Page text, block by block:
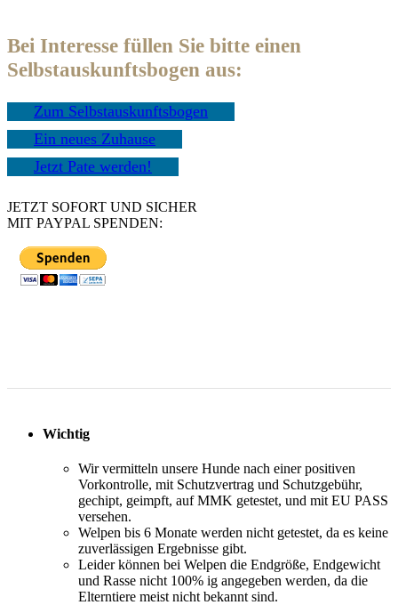
Bei Interesse füllen Sie bitte einen
Selbstauskunftsbogen aus:
Zum Selbstauskunftsbogen
Ein neues Zuhause
Jetzt Pate werden!
JETZT SOFORT UND SICHER
MIT PAYPAL SPENDEN:
Wichtig
Wir vermitteln unsere Hunde nach einer positiven
Vorkontrolle, mit Schutzvertrag und Schutzgebühr,
gechipt, geimpft, auf MMK getestet, und mit EU PASS
versehen.
Welpen bis 6 Monate werden nicht getestet, da es keine
zuverlässigen Ergebnisse gibt.
Leider können bei Welpen die Endgröße, Endgewicht
und Rasse nicht 100% ig angegeben werden, da die
Elterntiere meist nicht bekannt sind.